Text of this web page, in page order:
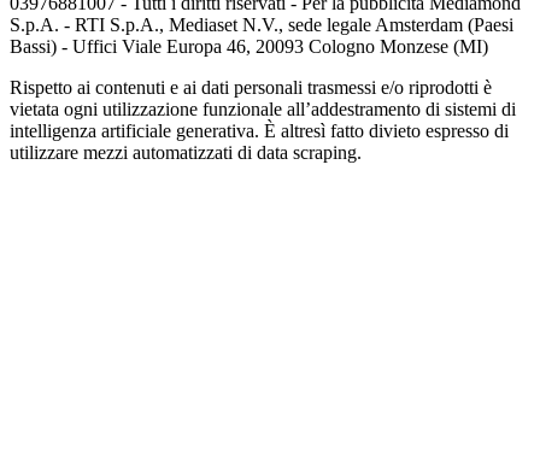
S.p.A. - RTI S.p.A., Mediaset N.V., sede legale Amsterdam (Paesi
Bassi) - Uffici Viale Europa 46, 20093 Cologno Monzese (MI)
Rispetto ai contenuti e ai dati personali trasmessi e/o riprodotti è
vietata ogni utilizzazione funzionale all’addestramento di sistemi di
intelligenza artificiale generativa. È altresì fatto divieto espresso di
utilizzare mezzi automatizzati di data scraping.